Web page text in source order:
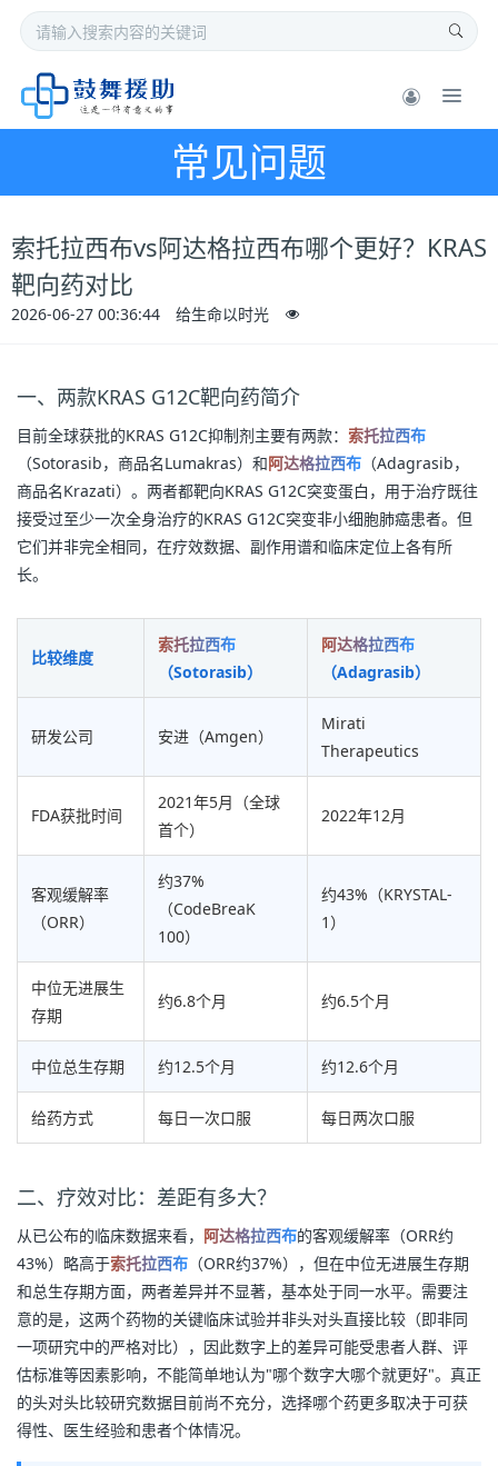
常见问题
索托拉西布vs阿达格拉西布哪个更好？KRAS
靶向药对比
2026-06-27 00:36:44 给生命以时光
一、两款KRAS G12C靶向药简介
目前全球获批的KRAS G12C抑制剂主要有两款： 索托拉西布
（Sotorasib，商品名Lumakras）和阿达格拉西布 （Adagrasib，
商品名Krazati）。两者都靶向KRAS G12C突变蛋白，用于治疗既往
接受过至少一次全身治疗的KRAS G12C突变非小细胞肺癌患者。但
它们并非完全相同，在疗效数据、副作用谱和临床定位上各有所
长。
比较维度
索托拉西布
（Sotorasib）
阿达格拉西布
（Adagrasib）
研发公司 安进（Amgen）
Mirati
Therapeutics
FDA获批时间
2021年5月（全球
首个）
2022年12月
客观缓解率
（ORR）
约37%
（CodeBreaK
100）
约43%（KRYSTAL-
1）
中位无进展生
存期
约6.8个月 约6.5个月
中位总生存期 约12.5个月 约12.6个月
给药方式 每日一次口服 每日两次口服
二、疗效对比：差距有多大？
从已公布的临床数据来看， 阿达格拉西布的客观缓解率（ORR约
43%）略高于索托拉西布 （ORR约37%），但在中位无进展生存期
和总生存期方面，两者差异并不显著，基本处于同一水平。需要注
意的是，这两个药物的关键临床试验并非头对头直接比较（即非同
一项研究中的严格对比），因此数字上的差异可能受患者人群、评
估标准等因素影响，不能简单地认为"哪个数字大哪个就更好"。真正
的头对头比较研究数据目前尚不充分，选择哪个药更多取决于可获
得性、医生经验和患者个体情况。